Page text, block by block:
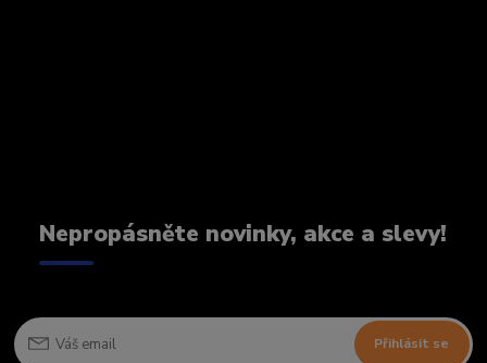
Nepropásněte novinky, akce a slevy!
Přihlásit se